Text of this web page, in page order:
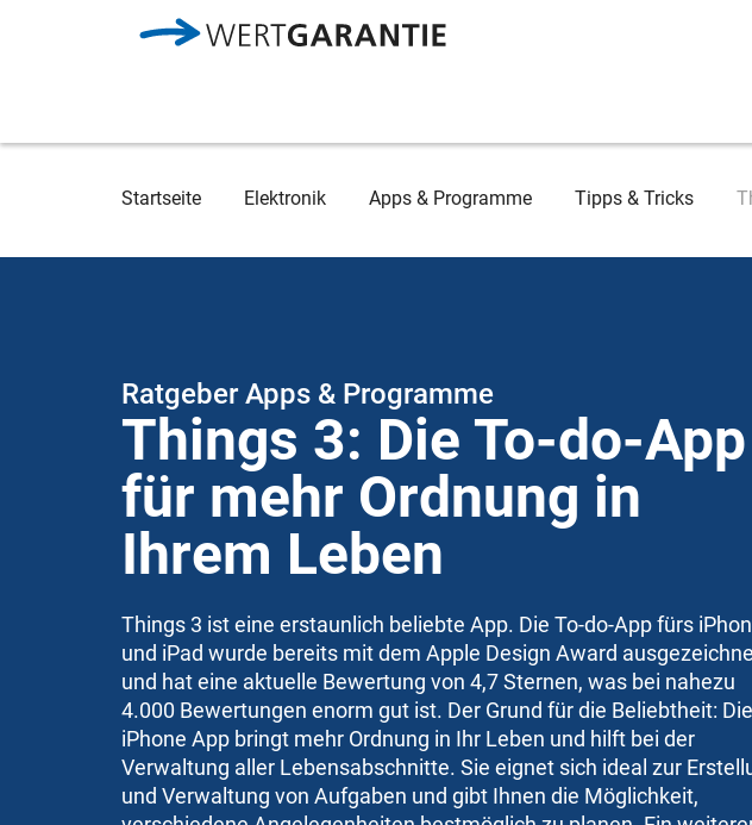
Breadcrumb
Startseite Elektronik Apps & Programme Tipps & Tricks
Ratgeber Apps & Programme
Things 3: Die To-do-App
für mehr Ordnung in
Ihrem Leben
Things 3 ist eine erstaunlich beliebte App. Die To-do-App fürs
und iPad wurde bereits mit dem Apple Design Award
und hat eine aktuelle Bewertung von 4,7 Sternen, was bei nahezu
4.000 Bewertungen enorm gut ist. Der Grund für die Beliebtheit: Die
iPhone App bringt mehr Ordnung in Ihr Leben und hilft bei der
Verwaltung aller Lebensabschnitte. Sie eignet sich ideal zur
und Verwaltung von Aufgaben und gibt Ihnen die Möglichkeit,